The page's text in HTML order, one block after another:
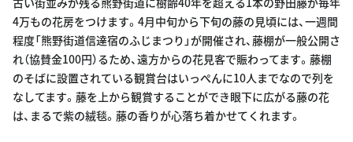
4万もの花房をつけます。4月中旬から下旬の藤の見頃には、一週間
程度「熊野街道信達宿のふじまつり」が開催され、藤棚が一般公開さ
れ（協賛金100円）るため、遠方からの花見客で賑わってます。藤棚
のそばに設置されている観賞台はいっぺんに10人までなので列を
なしてます。藤を上から観賞することができ眼下に広がる藤の花
は、まるで紫の絨毯。藤の香りが心落ち着かせてくれます。